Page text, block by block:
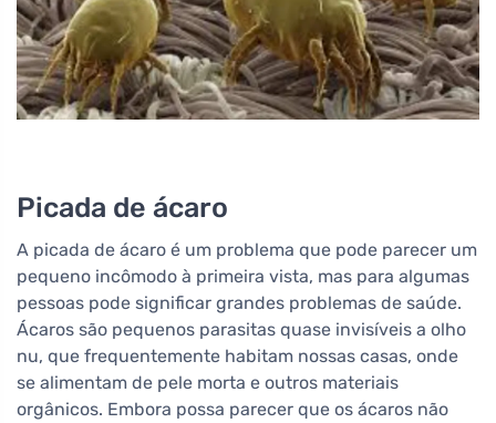
Picada de ácaro
A picada de ácaro é um problema que pode parecer um
pequeno incômodo à primeira vista, mas para algumas
pessoas pode significar grandes problemas de saúde.
Ácaros são pequenos parasitas quase invisíveis a olho
nu, que frequentemente habitam nossas casas, onde
se alimentam de pele morta e outros materiais
orgânicos. Embora possa parecer que os ácaros não